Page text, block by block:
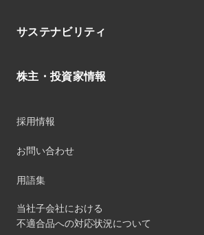
中期経営戦略
役員
事業
トピックス
IRニュース
サステナビリティ
環境
ガバナンス
マテリアリティ
サステナビリティデータ
第三者保証
株主・投資家情報
財務ハイライト
IRカレンダー
個人投資家のみなさまへ
採用情報
お問い合わせ
用語集
当社子会社における
不適合品への対応状況について